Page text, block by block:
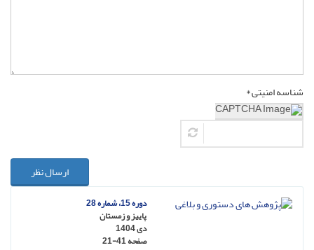
شناسه امنیتی *
ارسال نظر
دوره 15، شماره 28
پاییز و زمستان
دی 1404
صفحه21-41